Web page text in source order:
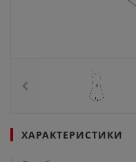
ХАРАКТЕРИСТИКИ